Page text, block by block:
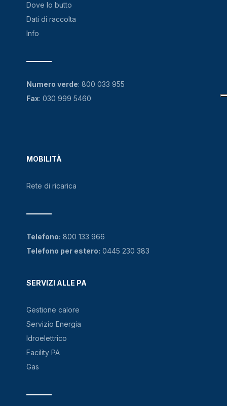
Dove lo butto
Dati di raccolta
Info
MOBILITÀ
Rete di ricarica
SERVIZI ALLE PA
Gestione calore
Servizio Energia
Idroelettrico
Facility PA
Gas
Numero verde: 800 033 955
Fax: 030 999 5460
Telefono: 800 133 966
Telefono per estero: 0445 230 383